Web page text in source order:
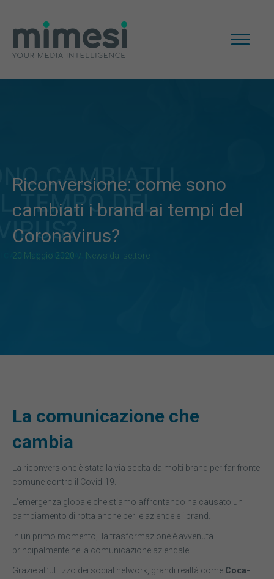
Riconversione: come sono
cambiati i brand ai tempi del
Coronavirus?
20 Maggio 2020 / News dal settore
La comunicazione che
cambia
La riconversione è stata la via scelta da molti brand per far fronte
comune contro il Covid-19.
L’emergenza globale che stiamo affrontando ha causato un
cambiamento di rotta anche per le aziende e i brand.
In un primo momento, la trasformazione è avvenuta
principalmente nella comunicazione aziendale.
Grazie all’utilizzo dei social network, grandi realtà come Coca-